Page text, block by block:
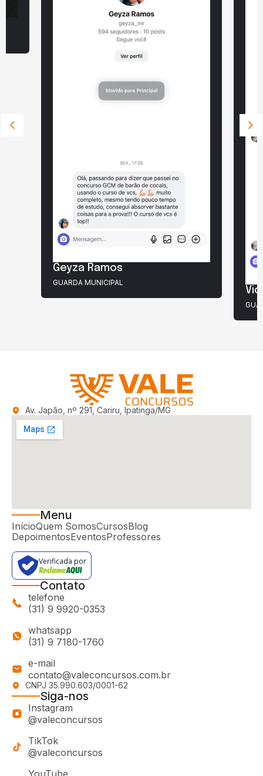
Geyza Ramos
GUARDA MUNICIPAL
Av. Japão, nº 291, Cariru, Ipatinga/MG
Menu
InícioQuem SomosCursosBlog
DepoimentosEventosProfessores
Verificada por
Contato
telefone
(31) 9 9920-0353
whatsapp
(31) 9 7180-1760
e-mail
contato@valeconcursos.com.br
CNPJ 35.990.603/0001-62
Siga-nos
Instagram
@valeconcursos
TikTok
@valeconcursos